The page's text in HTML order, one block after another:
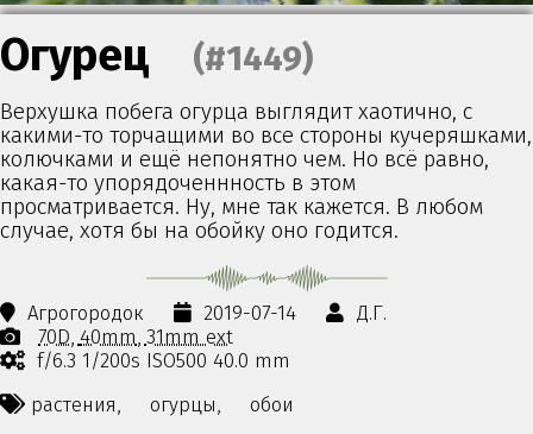
Огурец (#1449)
Верхушка побега огурца выглядит хаотично, с
какими-то торчащими во все стороны кучеряшками,
колючками и ещё непонятно чем. Но всё равно,
какая-то упорядоченнность в этом
просматривается. Ну, мне так кажется. В любом
случае, хотя бы на обойку оно годится.
Агрогородок 2019-07-14
Д.Г.
70D 40mm 31mm ext
f/6.3 1/200s ISO500 40.0 mm
растения,
огурцы,
обои